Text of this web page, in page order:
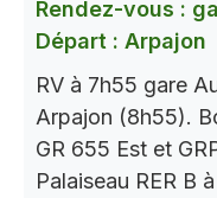
Rendez-vous :
Départ : Arpajon
RV à 7h55 gare
Arpajon (8h55).
GR 655 Est et
Palaiseau RER B